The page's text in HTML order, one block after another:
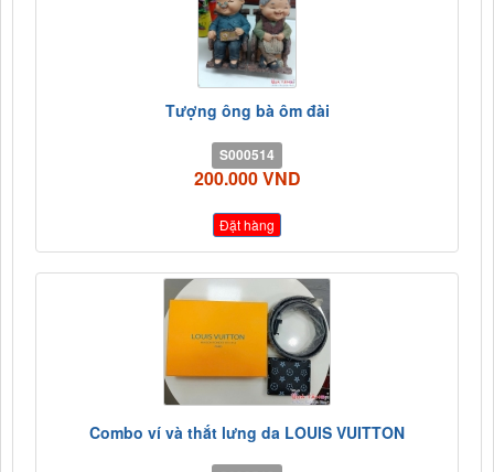
Tượng ông bà ôm đài
S000514
200.000 VND
Đặt hàng
Combo ví và thắt lưng da LOUIS VUITTON